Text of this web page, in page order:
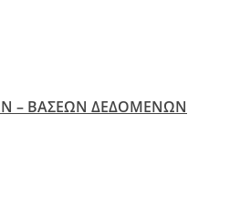
– ΒΑΣΕΩΝ ΔΕΔΟΜΕΝΩΝ